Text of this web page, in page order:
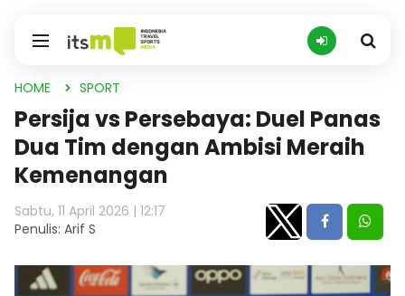
HOME SPORT
Persija vs Persebaya: Duel Panas
Dua Tim dengan Ambisi Meraih
Kemenangan
Sabtu, 11 April 2026 | 12:17
Penulis: Arif S